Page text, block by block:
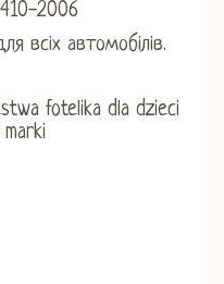
2006
всіх автомобілів.